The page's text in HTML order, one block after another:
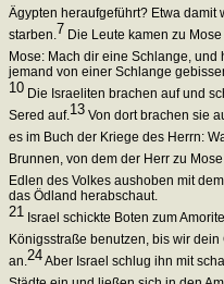
Ägypten heraufgeführt? Etwa damit
starben.7 Die Leute kamen zu
Mose: Mach dir eine Schlange,
jemand von einer Schlange
10 Die Israeliten brachen auf und
Sered auf.13 Von dort brachen sie
es im Buch der Kriege des Herrn:
Brunnen, von dem der Herr zu
Edlen des Volkes aushoben mit
das Ödland herabschaut.
21 Israel schickte Boten zum
Königsstraße benutzen, bis wir
an.24Aber Israel schlug ihn mit